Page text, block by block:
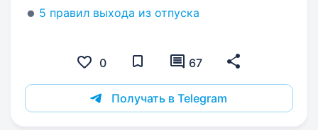
5 правил выхода из отпуска
0 67
Получать в Telegram